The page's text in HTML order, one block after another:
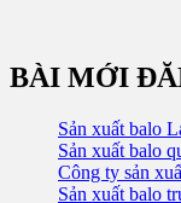
BÀI MỚI
Sản xuất balo
Sản xuất balo
Công ty sản
Sản xuất balo